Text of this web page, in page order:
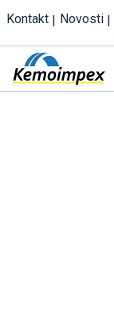
Kontakt Novosti